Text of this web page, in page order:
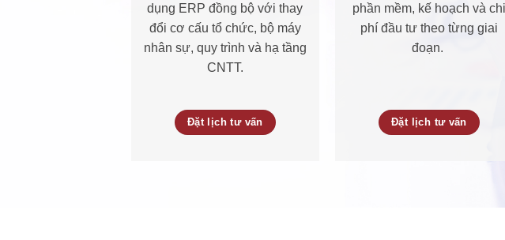
dụng ERP đồng bộ với thay
đổi cơ cấu tổ chức, bộ máy
nhân sự, quy trình và hạ tầng
CNTT.
Đặt lịch tư vấn
phần mềm, kế hoạch và chi
phí đầu tư theo từng giai
đoạn.
Đặt lịch tư vấn